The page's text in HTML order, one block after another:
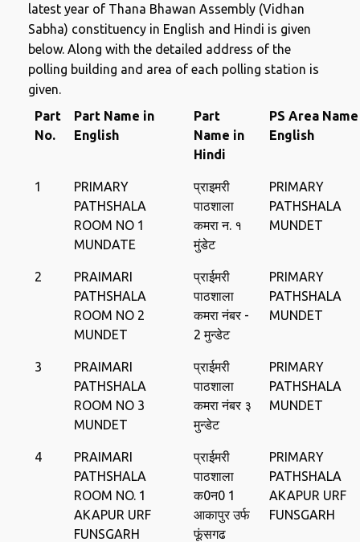
latest year of Thana Bhawan Assembly (Vidhan
Sabha) constituency in English and Hindi is given
below. Along with the detailed address of the
polling building and area of ​​each polling station is
given.
Part
No.
Part Name in
English
Part
Name in
Hindi
PS Area
English
1
PRIMARY
PATHSHALA
ROOM NO 1
MUNDATE
प्राइमरी
पाठशाला
कमरा न. १
मुंडेट
PRIMARY
PATHSHALA
MUNDET
2
PRAIMARI
PATHSHALA
ROOM NO 2
MUNDET
प्राईमरी
पाठशाला
कमरा नंबर -
2 मुन्‍डेट
PRIMARY
PATHSHALA
MUNDET
3
PRAIMARI
PATHSHALA
ROOM NO 3
MUNDET
प्राईमरी
पाठशाला
कमरा नंबर ३
मुन्‍डेट
PRIMARY
PATHSHALA
MUNDET
4
PRAIMARI
PATHSHALA
ROOM NO. 1
AKAPUR URF
FUNSGARH
प्राईमरी
पाठशाला
क0न0 1
आकापुर उर्फ
फूंसगढ
PRIMARY
PATHSHALA
AKAPUR URF
FUNSGARH